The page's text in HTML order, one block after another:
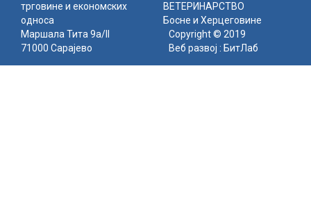
трговине и економских
односа
ВЕТЕРИНАРСТВО
Босне и Херцеговине
Маршала Тита 9а/II
71000 Сарајево
Copyright © 2019
Веб развој : БитЛаб